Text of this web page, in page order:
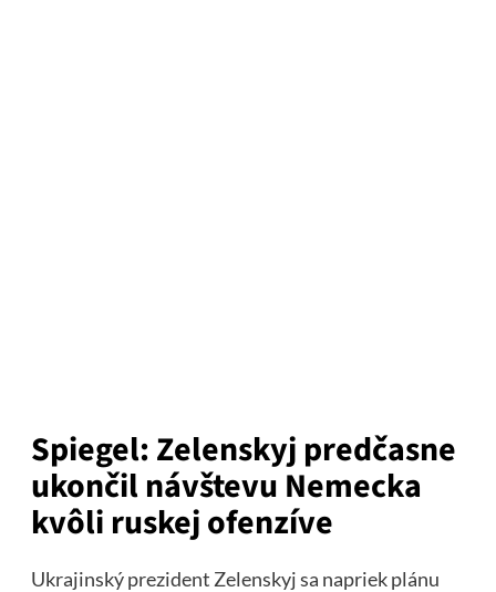
Spiegel: Zelenskyj predčasne
ukončil návštevu Nemecka
kvôli ruskej ofenzíve
Ukrajinský prezident Zelenskyj sa napriek plánu